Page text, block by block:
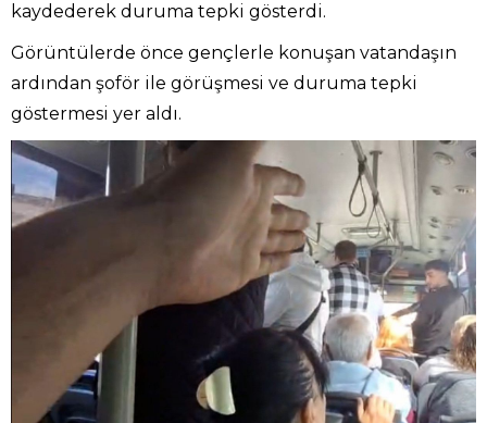
kaydederek duruma tepki gösterdi.
Görüntülerde önce gençlerle konuşan vatandaşın
ardından şoför ile görüşmesi ve duruma tepki
göstermesi yer aldı.